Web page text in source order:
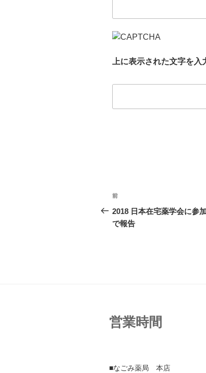
上に表示された文字を入
投
稿
ナ
ョ
前
の
投
前
2018 日本在宅薬学会に参
で報告
営業時間
■なごみ薬局 本店